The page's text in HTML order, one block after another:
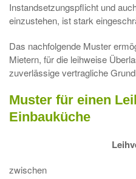
Instandsetzungspflicht und
einzustehen, ist stark
Das nachfolgende Muster
Mietern, für die leihweise
zuverlässige vertragliche
Muster für einen
Einbauküche
zwischen